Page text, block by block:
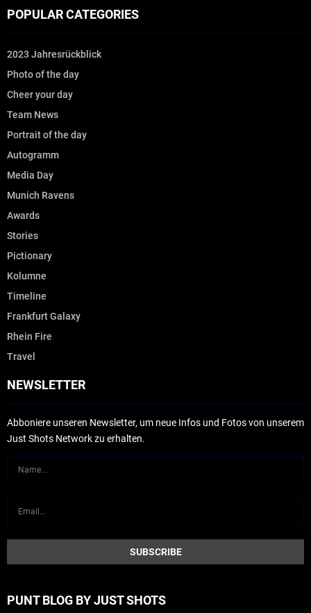
POPULAR CATEGORIES
2023 Jahresrückblick
Photo of the day
Cheer your day
Team News
Portrait of the day
Autogramm
Media Day
Munich Ravens
Awards
Stories
Pictionary
Kolumne
Timeline
Frankfurt Galaxy
Rhein Fire
Travel
NEWSLETTER
Abboniere unseren Newsletter, um neue Infos und Fotos von unserem
Just Shots Network zu erhalten.
PUNT BLOG BY JUST SHOTS